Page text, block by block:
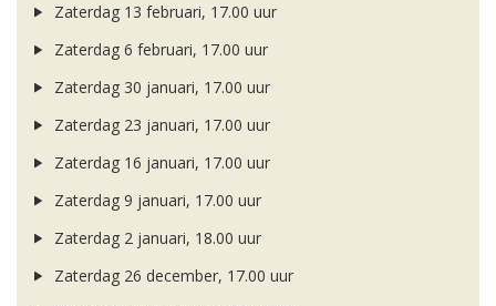
Zaterdag 13 februari, 17.00 uur
Zaterdag 6 februari, 17.00 uur
Zaterdag 30 januari, 17.00 uur
Zaterdag 23 januari, 17.00 uur
Zaterdag 16 januari, 17.00 uur
Zaterdag 9 januari, 17.00 uur
Zaterdag 2 januari, 18.00 uur
Zaterdag 26 december, 17.00 uur